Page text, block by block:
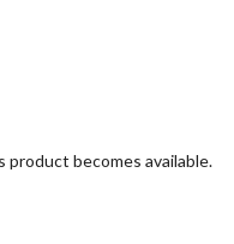
becomes available.